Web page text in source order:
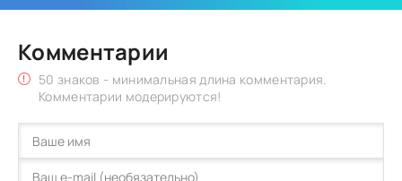
Комментарии
50 знаков - минимальная длина комментария.
Комментарии модерируются!